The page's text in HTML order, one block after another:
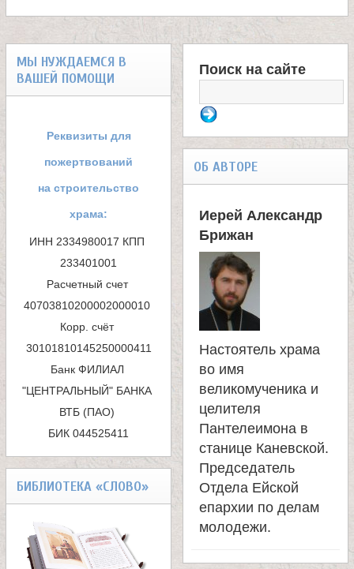
л
е
и
а
и
ц
ы
МЫ НУЖДАЕМСЯ В
ВАШЕЙ ПОМОЩИ
Реквизиты для
пожертвований
на строительство
храма:
ИНН 2334980017 КПП
233401001
Расчетный счет
40703810200002000010
Корр. счёт
Банк ФИЛИАЛ
"ЦЕНТРАЛЬНЫЙ" БАНКА
ВТБ (ПАО)
БИК 044525411
БИБЛИОТЕКА «СЛОВО»
Ф
о
р
а
п
о
и
с
к
а
Поиск на сайте
ОБ АВТОРЕ
Иерей Александр
Брижан
Настоятель храма
во имя
великомученика и
целителя
Пантелеимона в
станице Каневской.
Председатель
Отдела Ейской
епархии по делам
молодежи.